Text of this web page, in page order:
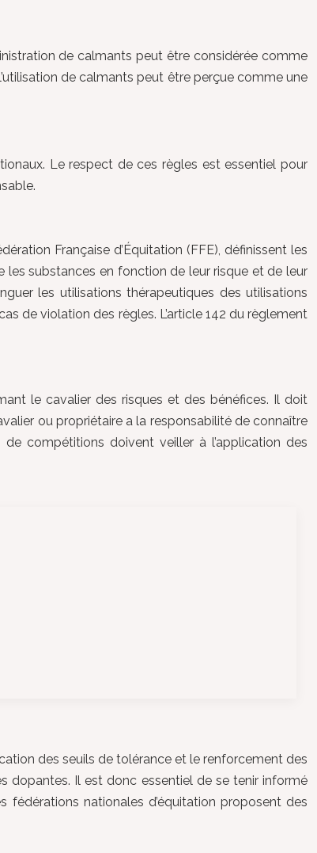
de calmants peut être considérée comme
de calmants peut être perçue comme une
Le respect de ces règles est essentiel pour
Française d’Équitation (FFE), définissent les
substances en fonction de leur risque et de leur
les utilisations thérapeutiques des utilisations
de violation des règles. L’article 142 du règlement
le cavalier des risques et des bénéfices. Il doit
ou propriétaire a la responsabilité de connaître
compétitions doivent veiller à l’application des
des seuils de tolérance et le renforcement des
dopantes. Il est donc essentiel de se tenir informé
nationales d’équitation proposent des